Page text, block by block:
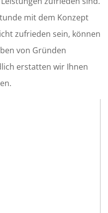
mit dem Konzept
zufrieden sein, können
von Gründen
erstatten wir Ihnen